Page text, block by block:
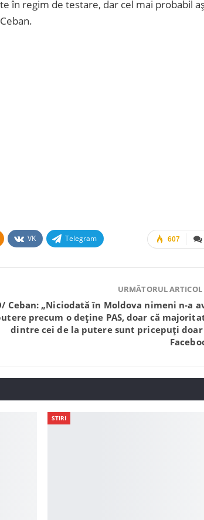
în regim de testare, dar cel mai probabil
607
VK Telegram
URMĂTORUL ARTICOL
Ceban: „Niciodată în Moldova nimeni n-a
precum o deține PAS, doar că
dintre cei de la putere sunt pricepuți doar
STIRI